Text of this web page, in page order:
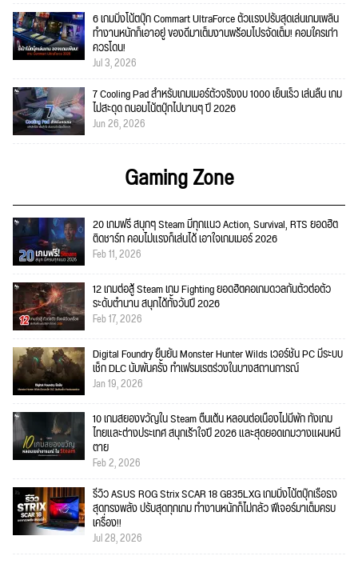
6 เกมมิ่งโน้ตบุ๊ก Commart UltraForce ตัวแรงปรับสุดเล่นเกมเพลิน
ทำงานหนักก็เอาอยู่ ของดีมาเต็มงานพร้อมโปรจัดเต็ม! คอมใครเก่า
ควรโดน!
Jul 3, 2026
7 Cooling Pad สำหรับเกมเมอร์ตัวจริงงบ 1000 เย็นเร็ว เล่นลื่น เกม
ไม่สะดุด ถนอมโน้ตบุ๊กไปนานๆ ปี 2026
Jun 26, 2026
Gaming Zone
20 เกมฟรี สนุกๆ Steam มีทุกแนว Action, Survival, RTS ยอดฮิต
ติดชาร์ท คอมไม่แรงก็เล่นได้ เอาใจเกมเมอร์ 2026
Feb 11, 2026
12 เกมต่อสู้ Steam เกม Fighting ยอดฮิตคอเกมดวลกันตัวต่อตัว
ระดับตำนาน สนุกได้ทั้งวันปี 2026
Feb 17, 2026
Digital Foundry ยืนยัน Monster Hunter Wilds เวอร์ชัน PC มีระบบ
เช็ก DLC นับพันครั้ง ทำเฟรมเรตร่วงในบางสถานการณ์
Jan 19, 2026
10 เกมสยองขวัญใน Steam ตื่นเต้น หลอนต่อเนื่องไม่มีพัก ทั้งเกม
ไทยและต่างประเทศ สนุกเร้าใจปี 2026 และสุดยอดเกมวางแผนหนี
ตาย
Feb 2, 2026
รีวิว ASUS ROG Strix SCAR 18 G835LXG เกมมิ่งโน้ตบุ๊กเรือธง
สุดทรงพลัง ปรับสุดทุกเกม ทำงานหนักก็ไม่กลัว ฟีเจอร์มาเต็มครบ
เครื่อง!!
Jul 28, 2026